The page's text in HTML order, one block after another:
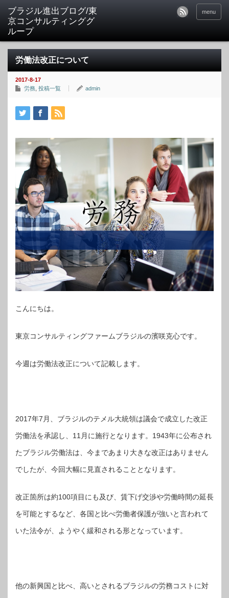
ブラジル進出ブログ/東
京コンサルティンググ
ループ
menu
労働法改正について
2017-8-17
労務 投稿一覧 admin
こんにちは。
東京コンサルティングファームブラジルの濱咲克心です。
今週は労働法改正について記載します。
2017年7月、ブラジルのテメル大統領は議会で成立した改正
労働法を承認し、11月に施行となります。1943年に公布され
たブラジル労働法は、今まであまり大きな改正はありません
でしたが、今回大幅に見直されることとなります。
改正箇所は約100項目にも及び、賃下げ交渉や労働時間の延長
を可能とするなど、各国と比べ労働者保護が強いと言われて
いた法令が、ようやく緩和される形となっています。
他の新興国と比べ、高いとされるブラジルの労務コストに対